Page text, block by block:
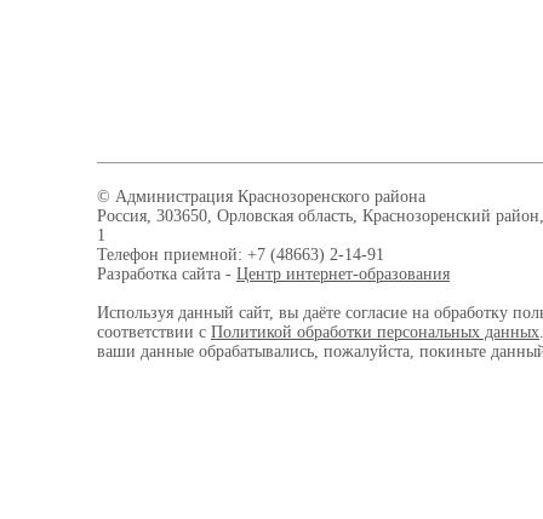
© Администрация Краснозоренского района
Россия, 303650, Орловская область, Краснозоренский
1
Телефон приемной: +7 (48663) 2-14-91
Разработка сайта - Центр интернет-образования
Используя данный сайт, вы даёте согласие на обработку
соответствии с Политикой обработки персональных данных
ваши данные обрабатывались, пожалуйста, покиньте